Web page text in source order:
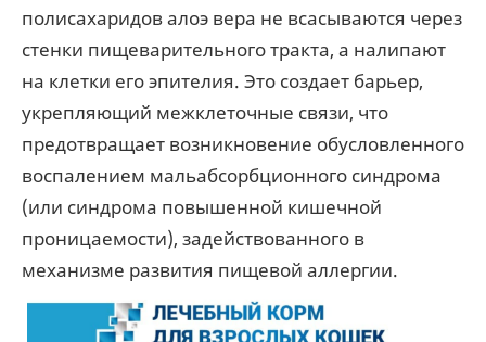
полисахаридов алоэ вера не всасываются через
стенки пищеварительного тракта, а налипают
на клетки его эпителия. Это создает барьер,
укрепляющий межклеточные связи, что
предотвращает возникновение обусловленного
воспалением мальабсорбционного синдрома
(или синдрома повышенной кишечной
проницаемости), задействованного в
механизме развития пищевой аллергии.